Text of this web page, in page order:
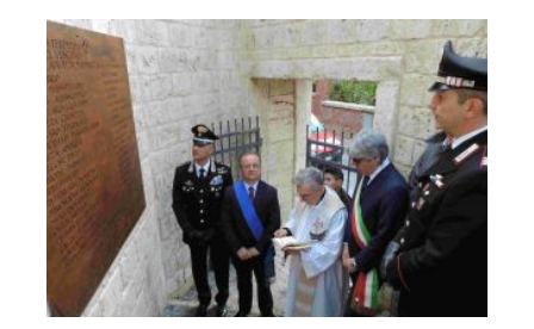
Parco Cittadino "Orto del Vescovo" "Caduti di Nassirya"